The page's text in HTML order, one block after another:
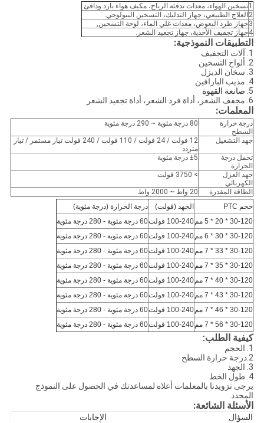
1تسخين الهواء، معدات تدفئة الرياح، مكيف هواء بارد ودافئ.
2 العلاج الطبيعي، جهاز التدليك، التسخين البيولوجي.
3جهاز طرد البعوض، معدات غلي الماء، لوحة التسخين,
4جهاز تجفيف الأحذية، جهاز تجعيد الشعر.
التطبيقات النموذجية:
1. آلات التجفيف
2. ألواح التسخين
3. سخان الديزل
4. مذيب البارافين
5. صانعة القهوة
6. مجفف الشعر، أداة فرد الشعر، أداة تجعيد الشعر
المعلمات:
درجة حرارة
السطح
80 درجة مئوية ~ 290 درجة مئوية
جهد التشغيل
12 فولت / 24 فولت / 110 فولت / 240 فولت تيار مستمر / تيار
متردد
تحمل درجة
الحرارة
±5 درجة مئوية
جهد العزل
الكهربائي
> 3750 فولت
الطاقة المقدرة
20 واط ~ 2000 واط
حجم PTC
الجهد (فولت)
درجة الحرارة (درجة مئوية)
30-120 * 20 * 5 مم
100-240 فولت
60 درجة مئوية - 280 درجة مئوية
30-120 * 30 * 6 مم
100-240 فولت
60 درجة مئوية - 280 درجة مئوية
30-120 * 33 * 7 مم
100-240 فولت
60 درجة مئوية - 280 درجة مئوية
30-120 * 35 * 7 مم
100-240 فولت
60 درجة مئوية - 280 درجة مئوية
30-120 * 40 * 7 مم
100-240 فولت
60 درجة مئوية - 280 درجة مئوية
30-120 * 43 * 7 مم
100-240 فولت
60 درجة مئوية - 280 درجة مئوية
30-120 * 46 * 7 مم
100-240 فولت
60 درجة مئوية - 280 درجة مئوية
30-120 * 56 * 7 مم
100-240 فولت 60 درجة مئوية - 280 درجة مئوية
كيفية الطلب:
1. الحجم
2.درجة حرارة السطح
3. الجهد
4. طول الخط
يرجى تزويدنا بالمعلمات أعلاه لمساعدتك في الحصول على النموذج
المحدد.
الأسئلة الشائعة:
السؤال
الإجابات